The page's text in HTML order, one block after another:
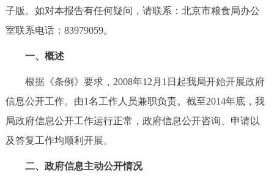
中介服务 阳光政务
参与调查 在线访谈 图说互动
走进北京
北京概况 十六区概览
子版。如对本报告有任何疑问，请联系：北京市粮食局办公
室联系电话：83979059。
一、概述
根据《条例》要求，2008年12月1日起我局开始开展政府
信息公开工作。由1名工作人员兼职负责。截至2014年底，我
局政府信息公开工作运行正常，政府信息公开咨询、申请以
及答复工作均顺利开展。
二、政府信息主动公开情况